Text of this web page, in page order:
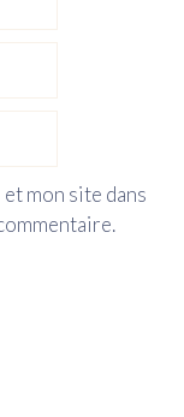
mon site dans